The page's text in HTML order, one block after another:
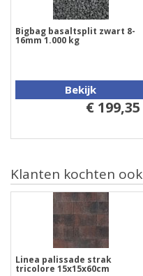
Bigbag basaltsplit zwart 8-
16mm 1.000 kg
Bekijk
€ 199,35
Klanten kochten ook
Linea palissade strak
tricolore 15x15x60cm